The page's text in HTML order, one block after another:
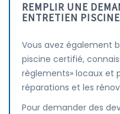
REMPLIR UNE
ENTRETIEN PISCINE
Vous avez également
piscine certifié,
règlements» locaux et
réparations et les
Pour demander des